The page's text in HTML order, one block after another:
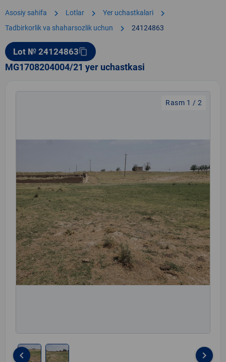
Asosiy sahifa chevron_right Lotlar chevron_right Yer uchastkalari chevron_right
Tadbirkorlik va shaharsozlik uchun chevron_right 24124863
Lot № 24124863content_copy
MG1708204004/21 yer uchastkasi
Rasm 1 / 2
keyboard_arrow_left keyboard_arrow_right